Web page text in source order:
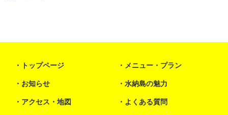
トップページ メニュー・プラン
お知らせ 水納島の魅力
アクセス・地図 よくある質問